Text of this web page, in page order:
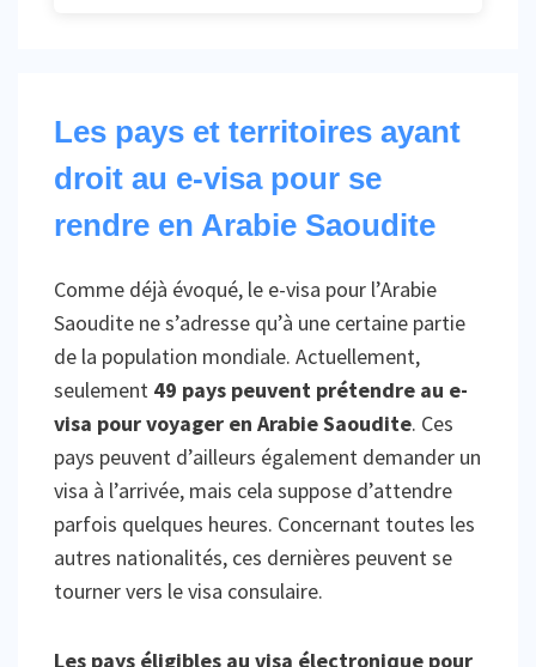
Les pays et territoires ayant
droit au e-visa pour se
rendre en Arabie Saoudite
Comme déjà évoqué, le e-visa pour l’Arabie
Saoudite ne s’adresse qu’à une certaine partie
de la population mondiale. Actuellement,
seulement 49 pays peuvent prétendre au e-
visa pour voyager en Arabie Saoudite. Ces
pays peuvent d’ailleurs également demander un
visa à l’arrivée, mais cela suppose d’attendre
parfois quelques heures. Concernant toutes les
autres nationalités, ces dernières peuvent se
tourner vers le visa consulaire.
Les pays éligibles au visa électronique pour